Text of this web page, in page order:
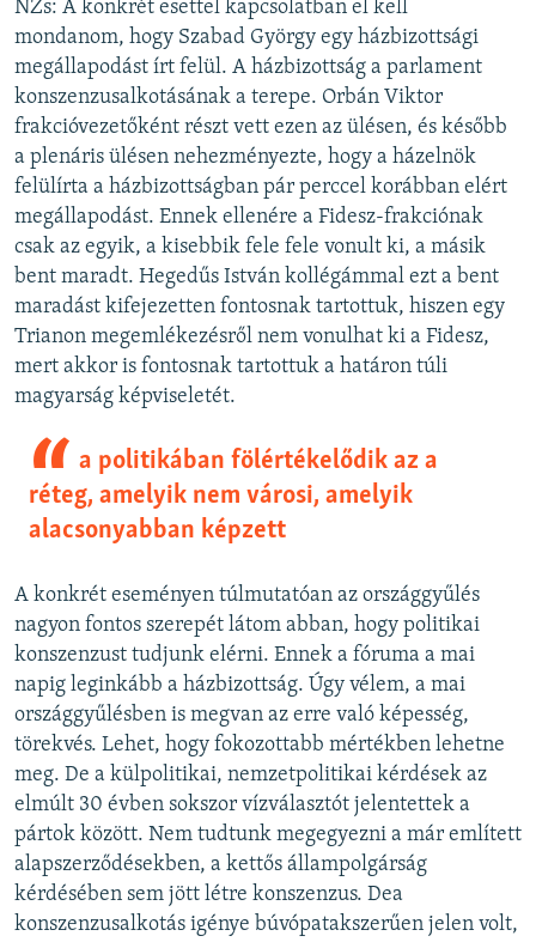
NZs: A konkrét esettel kapcsolatban el kell
mondanom, hogy Szabad György egy házbizottsági
megállapodást írt felül. A házbizottság a parlament
konszenzusalkotásának a terepe. Orbán Viktor
frakcióvezetőként részt vett ezen az ülésen, és később
a plenáris ülésen nehezményezte, hogy a házelnök
felülírta a házbizottságban pár perccel korábban elért
megállapodást. Ennek ellenére a Fidesz-frakciónak
csak az egyik, a kisebbik fele fele vonult ki, a másik
bent maradt. Hegedűs István kollégámmal ezt a bent
maradást kifejezetten fontosnak tartottuk, hiszen egy
Trianon megemlékezésről nem vonulhat ki a Fidesz,
mert akkor is fontosnak tartottuk a határon túli
magyarság képviseletét.
a politikában fölértékelődik az a
réteg, amelyik nem városi, amelyik
alacsonyabban képzett
A konkrét eseményen túlmutatóan az országgyűlés
nagyon fontos szerepét látom abban, hogy politikai
konszenzust tudjunk elérni. Ennek a fóruma a mai
napig leginkább a házbizottság. Úgy vélem, a mai
országgyűlésben is megvan az erre való képesség,
törekvés. Lehet, hogy fokozottabb mértékben lehetne
meg. De a külpolitikai, nemzetpolitikai kérdések az
elmúlt 30 évben sokszor vízválasztót jelentettek a
pártok között. Nem tudtunk megegyezni a már említett
alapszerződésekben, a kettős állampolgárság
kérdésében sem jött létre konszenzus. Dea
konszenzusalkotás igénye búvópatakszerűen jelen volt,